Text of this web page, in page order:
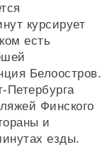
курсирует
есть
Белоостров.
Финского
и
езды.